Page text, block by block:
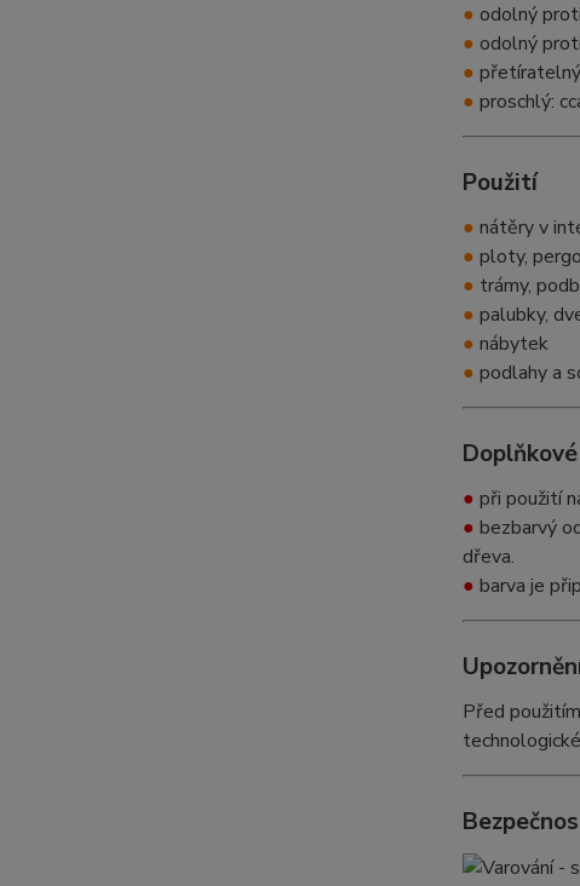
● odolný
● odolný
●
● proschlý:
Použití
● nátěry v
● ploty,
● trámy,
● palubky,
● nábytek
● podlahy a
● při použití
● bezbarvý
dřeva.
● barva je
Před